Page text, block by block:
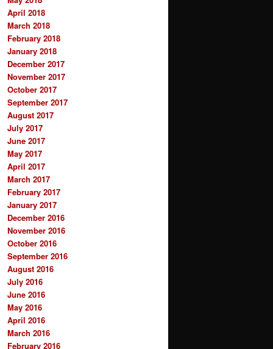
April 2018
March 2018
February 2018
January 2018
December 2017
November 2017
October 2017
September 2017
August 2017
July 2017
June 2017
May 2017
April 2017
March 2017
February 2017
January 2017
December 2016
November 2016
October 2016
September 2016
August 2016
July 2016
June 2016
May 2016
April 2016
March 2016
February 2016